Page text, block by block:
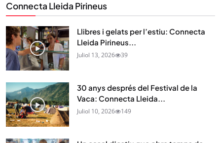
Connecta Lleida Pirineus
Llibres i gelats per l’estiu: Connecta
Lleida Pirineus...
Juliol 13, 2026 39
30 anys després del Festival de la
Vaca: Connecta Lleida...
Juliol 10, 2026 149